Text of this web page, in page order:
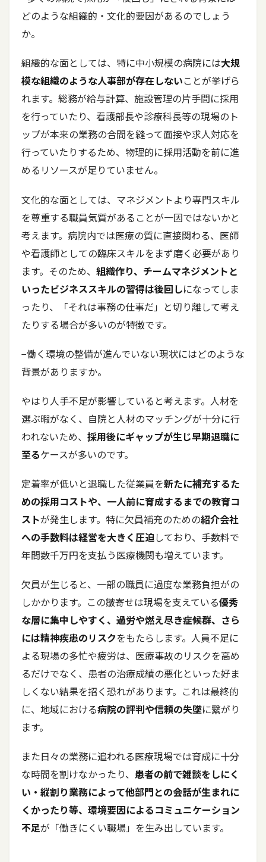
どのような組織的・文化的要因があるのでしょう
か。
組織的な面としては、特に中小規模の病院には大規
模な組織のような人事部が存在しないことが挙げら
れます。総務が給与計算、施設管理の片手間に採用
を行っていたり、看護部長や診療科長等の現場のト
ップが本来の業務の合間を縫って面接や求人対応を
行っていたりするため、物理的に採用活動を前に進
めるリソースが足りていません。
文化的な面としては、マネジメントより専門スキル
を尊重する職員気質があることが一因ではないかと
考えます。病院内では医療の質に直接関わる、医師
や看護師としての臨床スキルをまず磨く必要があり
ます。そのため、 組織作り、チームマネジメントと
いったビジネススキルの習得は後回しになってしま
ったり、「それは事務の仕事だ」と切り離して考え
たりする場合が多いのが特徴です。
−働く環境の整備が進んでいない現状にはどのような
背景がありますか。
やはり人手不足が影響していると考えます。人材を
選ぶ暇がなく、自院と人材のマッチングが十分に行
われないため、 採用後にギャップが生じ早期退職に
至るケースが多いのです。
定着率が低いと退職した従業員を新たに補充するた
めの採用コストや、一人前に育成するまでの教育コ
ストが発生します。特に欠員補充のための紹介会社
への手数料は経営を大きく圧迫しており、手数料で
年間数千万円を支払う医療機関も増えています。
欠員が生じると、一部の職員に過度な業務負担がの
しかかります。この皺寄せは現場を支えている優秀
な層に集中しやすく、過労や燃え尽き症候群、さら
には精神疾患のリスクをもたらします。人員不足に
よる現場の多忙や疲労は、医療事故のリスクを高め
るだけでなく、患者の治療成績の悪化といった好ま
しくない結果を招く恐れがあります。これは最終的
に、地域における病院の評判や信頼の失墜に繋がり
ます。
また日々の業務に追われる医療現場では育成に十分
な時間を割けなかったり、 患者の前で雑談をしにく
い・縦割り業務によって他部門との会話が生まれに
くかったり等、環境要因によるコミュニケーション
不足が「働きにくい職場」を生み出しています。